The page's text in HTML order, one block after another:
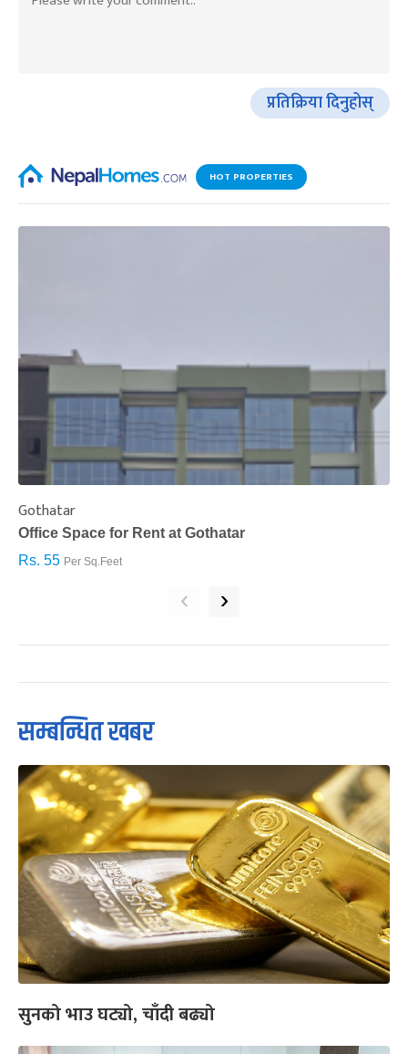
प्रतिक्रिया दिनुहोस्
HOT PROPERTIES
Gothatar
Office Space for Rent at Gothatar
Rs. 55 Per Sq.Feet
‹ ›
सम्बन्धित खबर
सुनको भाउ घट्यो, चाँदी बढ्यो